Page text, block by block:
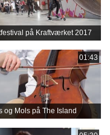
på Kraftværket 2017
01:43
og Mols på The Island